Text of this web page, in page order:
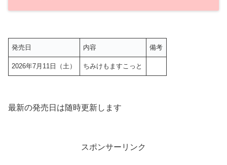
発売日 内容 備考
2026年7月11日（土） ちみけもますこっと
最新の発売日は随時更新します
スポンサーリンク